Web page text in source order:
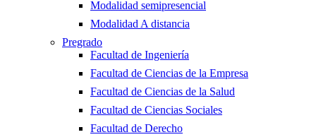
Modalidad semipresencial
Modalidad A distancia
Pregrado
Facultad de Ingeniería
Facultad de Ciencias de la Empresa
Facultad de Ciencias de la Salud
Facultad de Ciencias Sociales
Facultad de Derecho